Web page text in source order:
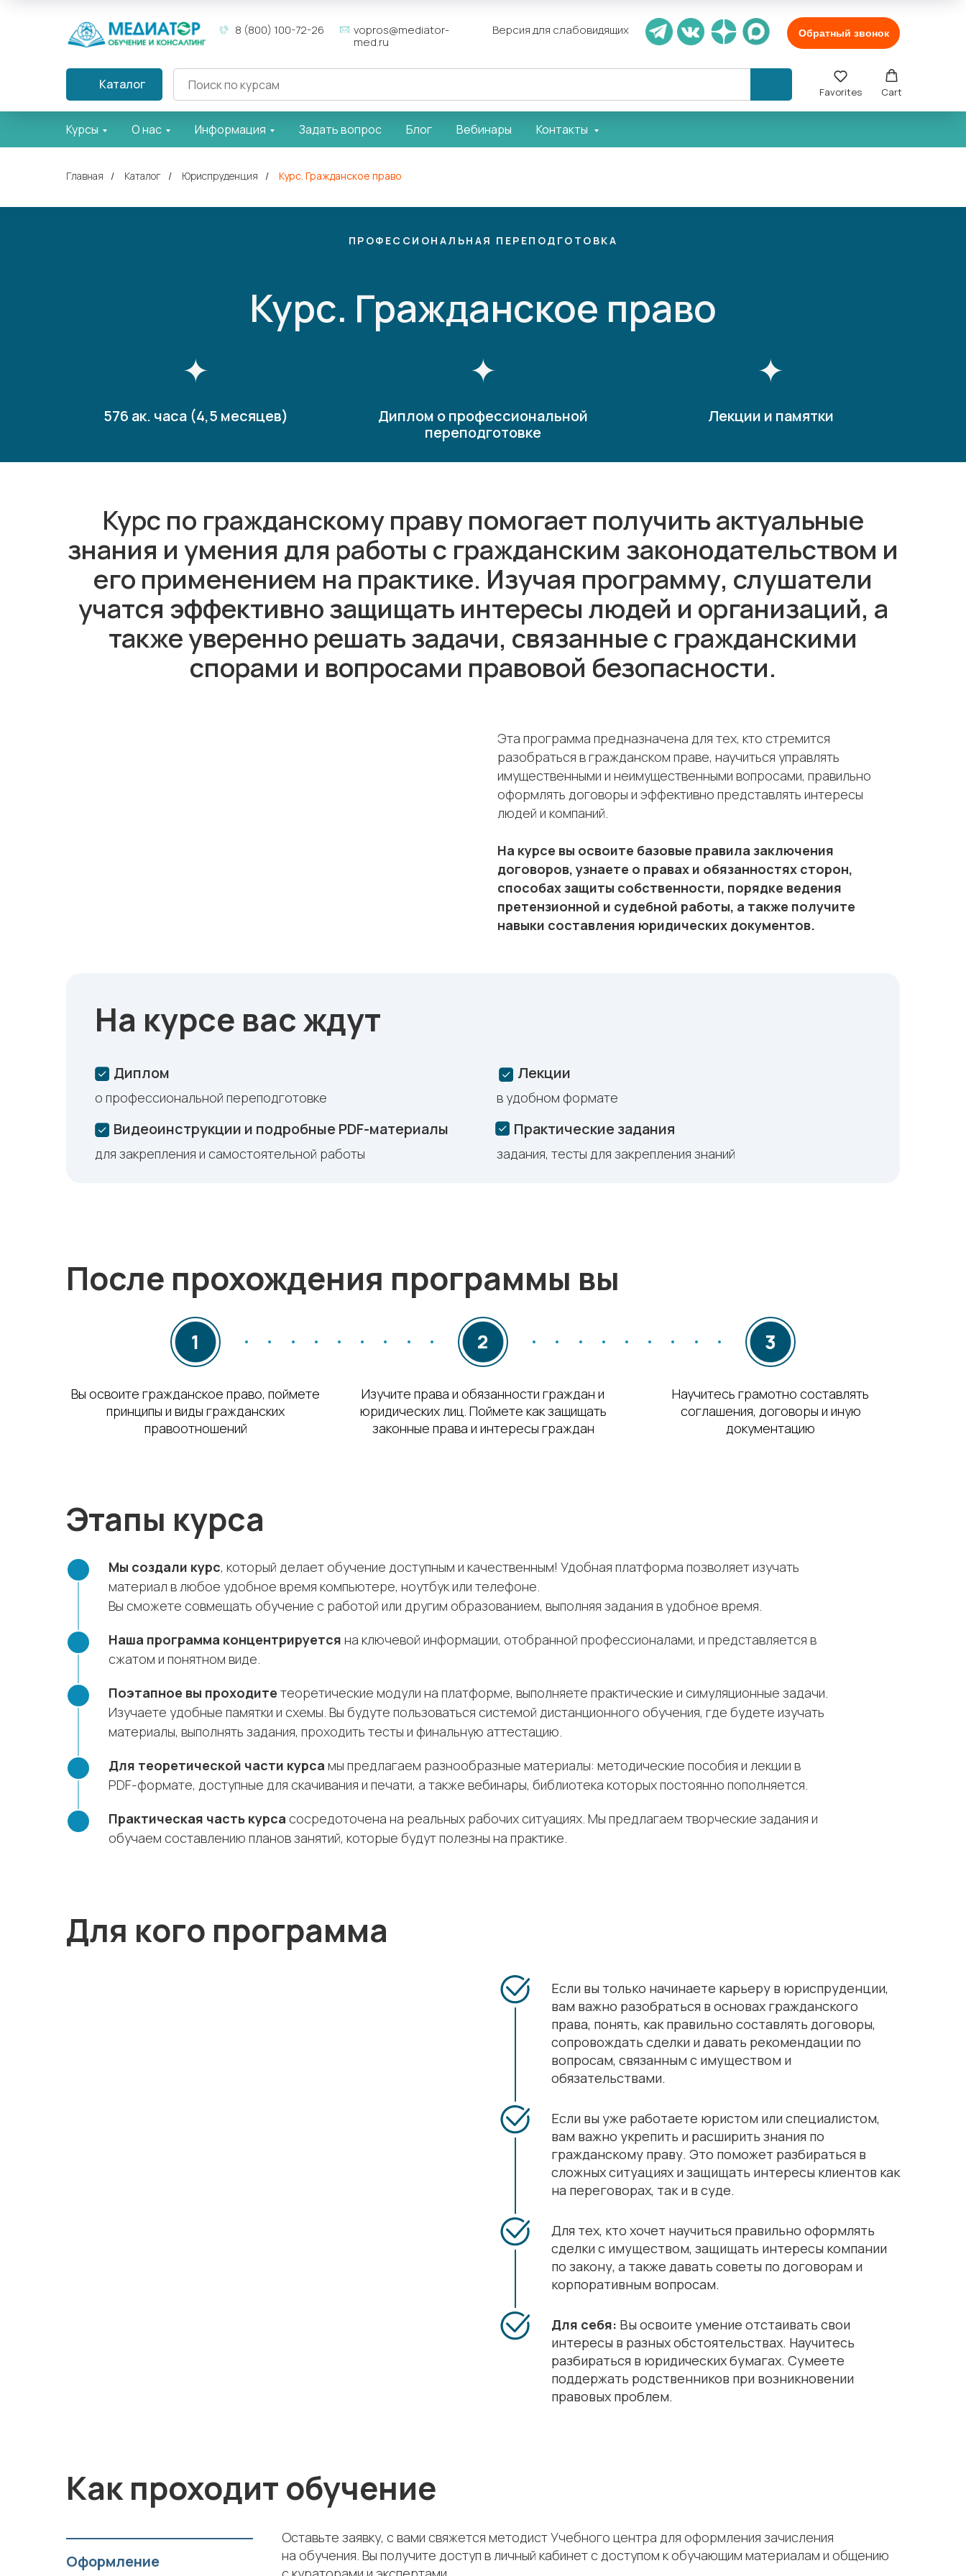
Версия для слабовидящих Обратный звонок
8 (800) 100-72-26
vopros@mediator-
med.ru
Каталог Favorites Cart
Курсы О нас Информация Задать вопрос Блог Вебинары Контакты
Главная / Каталог / Юриспруденция / Курс. Гражданское право
ПРОФЕССИОНАЛЬНАЯ ПЕРЕПОДГОТОВКА
Курс. Гражданское право
576 ак. часа (4,5 месяцев)
Диплом о профессиональной
переподготовке
Лекции и памятки
Курс по гражданскому праву помогает получить актуальные
знания и умения для работы с гражданским законодательством и
его применением на практике. Изучая программу, слушатели
учатся эффективно защищать интересы людей и организаций, а
также уверенно решать задачи, связанные с гражданскими
спорами и вопросами правовой безопасности.
Эта программа предназначена для тех, кто стремится
разобраться в гражданском праве, научиться управлять
имущественными и неимущественными вопросами, правильно
оформлять договоры и эффективно представлять интересы
людей и компаний.
На курсе вы освоите базовые правила заключения
договоров, узнаете о правах и обязанностях сторон,
способах защиты собственности, порядке ведения
претензионной и судебной работы, а также получите
навыки составления юридических документов.
На курсе вас ждут
Лекции
Практические задания
Видеоинструкции и подробные PDF-материалы
Диплом
для закрепления и самостоятельной работы
в удобном формате
задания, тесты для закрепления знаний
о профессиональной переподготовке
После прохождения программы вы
Вы освоите гражданское право, поймете
принципы и виды гражданских
правоотношений
Изучите права и обязанности граждан и
юридических лиц. Поймете как защищать
законные права и интересы граждан
Научитесь грамотно составлять
соглашения, договоры и иную
документацию
Этапы курса
Мы создали курс, который делает обучение доступным и качественным! Удобная платформа позволяет изучать
материал в любое удобное время компьютере, ноутбук или телефоне.
Вы сможете совмещать обучение с работой или другим образованием, выполняя задания в удобное время.
Наша программа концентрируется на ключевой информации, отобранной профессионалами, и представляется в
сжатом и понятном виде.
Поэтапное вы проходите теоретические модули на платформе, выполняете практические и симуляционные задачи.
Изучаете удобные памятки и схемы. Вы будуте пользоваться системой дистанционного обучения, где будете изучать
материалы, выполнять задания, проходить тесты и финальную аттестацию.
Для теоретической части курса мы предлагаем разнообразные материалы: методические пособия и лекции в
PDF-формате, доступные для скачивания и печати, а также вебинары, библиотека которых постоянно пополняется.
Практическая часть курса сосредоточена на реальных рабочих ситуациях. Мы предлагаем творческие задания и
обучаем составлению планов занятий, которые будут полезны на практике.
Для кого программа
Если вы только начинаете карьеру в юриспруденции,
вам важно разобраться в основах гражданского
права, понять, как правильно составлять договоры,
сопровождать сделки и давать рекомендации по
вопросам, связанным с имуществом и
обязательствами.
Если вы уже работаете юристом или специалистом,
вам важно укрепить и расширить знания по
гражданскому праву. Это поможет разбираться в
сложных ситуациях и защищать интересы клиентов как
на переговорах, так и в суде.
Для тех, кто хочет научиться правильно оформлять
сделки с имуществом, защищать интересы компании
по закону, а также давать советы по договорам и
корпоративным вопросам.
Для себя: Вы освоите умение отстаивать свои
интересы в разных обстоятельствах. Научитесь
разбираться в юридических бумагах. Сумеете
поддержать родственников при возникновении
правовых проблем.
Как проходит обучение
Оформление
Оставьте заявку, с вами свяжется методист Учебного центра для оформления зачисления
на обучения. Вы получите доступ в личный кабинет с доступом к обучающим материалам и общению